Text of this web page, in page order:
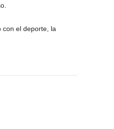
con el deporte, la